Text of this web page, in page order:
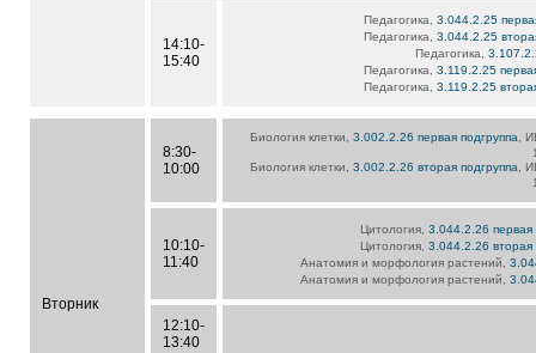
14:10-
15:40
Педагогика, 3.044.2.25
Педагогика, 3.044.2.25
Педагогика,
Педагогика,3.119.2.25
Педагогика,3.119.2.25
Вторник
8:30-
10:00
Биология клетки,3.002.2.26 первая подгруппа
,
Биология клетки,3.002.2.26 вторая подгруппа
,
10:10-
11:40
Цитология, 3.044.2.26 первая
Цитология, 3.044.2.26 вторая
Анатомия и морфология растений,
Анатомия и морфология растений,
12:10-
13:40